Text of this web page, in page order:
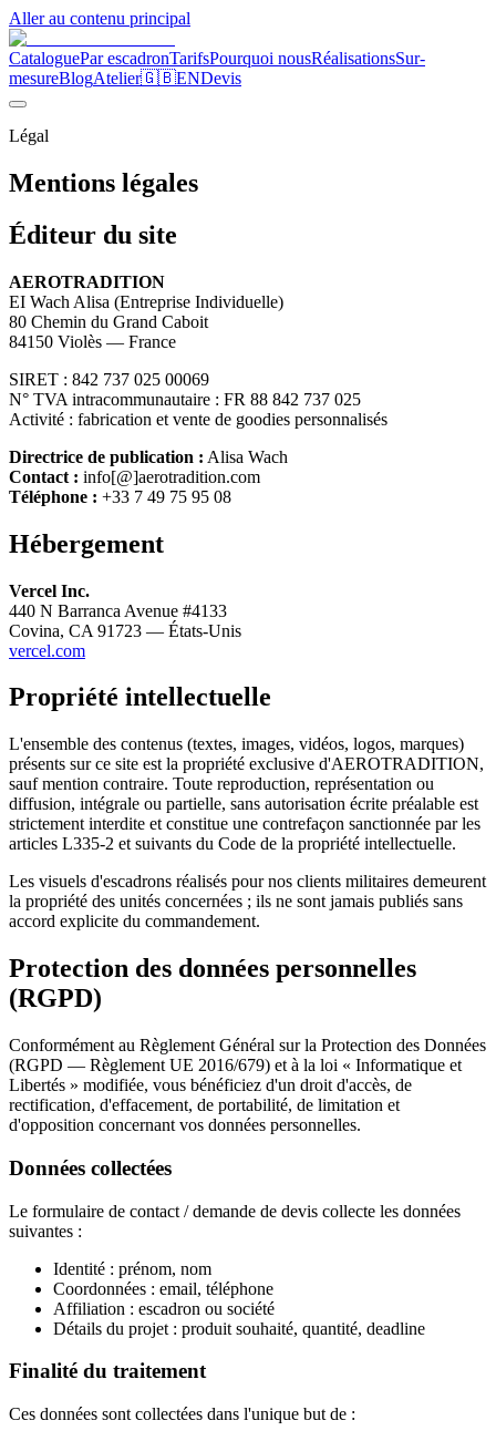
Aller au contenu principal
CataloguePar escadronTarifsPourquoi nousRéalisationsSur-
mesureBlogAtelier🇬🇧ENDevis
Légal
Mentions légales
Éditeur du site
AEROTRADITION
EI Wach Alisa (Entreprise Individuelle)
80 Chemin du Grand Caboit
84150 Violès — France
SIRET : 842 737 025 00069
N° TVA intracommunautaire : FR 88 842 737 025
Activité : fabrication et vente de goodies personnalisés
Directrice de publication : Alisa Wach
Contact : info[@]aerotradition.com
Téléphone : +33 7 49 75 95 08
Hébergement
Vercel Inc.
440 N Barranca Avenue #4133
Covina, CA 91723 — États-Unis
vercel.com
Propriété intellectuelle
L'ensemble des contenus (textes, images, vidéos, logos, marques)
présents sur ce site est la propriété exclusive d'AEROTRADITION,
sauf mention contraire. Toute reproduction, représentation ou
diffusion, intégrale ou partielle, sans autorisation écrite préalable est
strictement interdite et constitue une contrefaçon sanctionnée par les
articles L335-2 et suivants du Code de la propriété intellectuelle.
Les visuels d'escadrons réalisés pour nos clients militaires demeurent
la propriété des unités concernées ; ils ne sont jamais publiés sans
accord explicite du commandement.
Protection des données personnelles
(RGPD)
Conformément au Règlement Général sur la Protection des Données
(RGPD — Règlement UE 2016/679) et à la loi « Informatique et
Libertés » modifiée, vous bénéficiez d'un droit d'accès, de
rectification, d'effacement, de portabilité, de limitation et
d'opposition concernant vos données personnelles.
Données collectées
Le formulaire de contact / demande de devis collecte les données
suivantes :
Identité : prénom, nom
Coordonnées : email, téléphone
Affiliation : escadron ou société
Détails du projet : produit souhaité, quantité, deadline
Finalité du traitement
Ces données sont collectées dans l'unique but de :